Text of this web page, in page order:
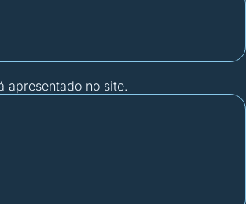
apresentado no site.